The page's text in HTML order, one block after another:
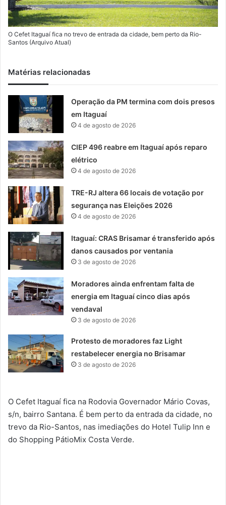
O Cefet Itaguaí fica no trevo de entrada da cidade, bem perto da Rio-
Santos (Arquivo Atual)
Matérias relacionadas
Operação da PM termina com dois presos
em Itaguaí
4 de agosto de 2026
CIEP 496 reabre em Itaguaí após reparo
elétrico
4 de agosto de 2026
TRE-RJ altera 66 locais de votação por
segurança nas Eleições 2026
4 de agosto de 2026
Itaguaí: CRAS Brisamar é transferido após
danos causados por ventania
3 de agosto de 2026
Moradores ainda enfrentam falta de
energia em Itaguaí cinco dias após
vendaval
3 de agosto de 2026
Protesto de moradores faz Light
restabelecer energia no Brisamar
3 de agosto de 2026
O Cefet Itaguaí fica na Rodovia Governador Mário Covas,
s/n, bairro Santana. É bem perto da entrada da cidade, no
trevo da Rio-Santos, nas imediações do Hotel Tulip Inn e
do Shopping PátioMix Costa Verde.